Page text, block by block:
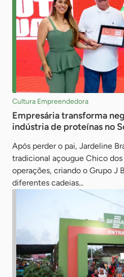
Cultura Empreendedora
Empresária transforma
indústria de proteínas no
Após perder o pai, Jardeline
tradicional açougue Chico
operações, criando o Grupo J
diferentes cadeias...